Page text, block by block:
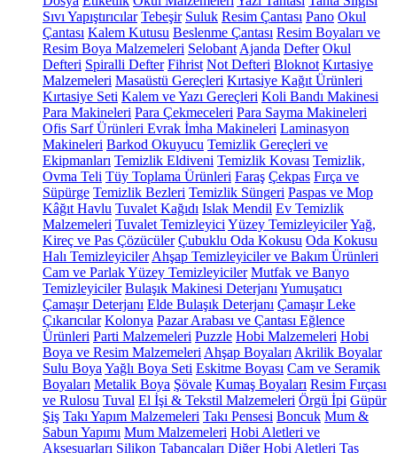
Sıvı Yapıştırıcılar Tebeşir Suluk Resim Çantası Pano Okul
Çantası Kalem Kutusu Beslenme Çantası Resim Boyaları ve
Resim Boya Malzemeleri Selobant Ajanda Defter Okul
Defteri Spiralli Defter Fihrist Not Defteri Bloknot Kırtasiye
Malzemeleri Masaüstü Gereçleri Kırtasiye Kağıt Ürünleri
Kırtasiye Seti Kalem ve Yazı Gereçleri Koli Bandı Makinesi
Para Makineleri Para Çekmeceleri Para Sayma Makineleri
Ofis Sarf Ürünleri Evrak İmha Makineleri Laminasyon
Makineleri Barkod Okuyucu Temizlik Gereçleri ve
Ekipmanları Temizlik Eldiveni Temizlik Kovası Temizlik,
Ovma Teli Tüy Toplama Ürünleri Faraş Çekpas Fırça ve
Süpürge Temizlik Bezleri Temizlik Süngeri Paspas ve Mop
Kâğıt Havlu Tuvalet Kağıdı Islak Mendil Ev Temizlik
Malzemeleri Tuvalet Temizleyici Yüzey TemizleyicilerYağ,
Kireç ve Pas Çözücüler Çubuklu Oda Kokusu Oda Kokusu
Halı Temizleyiciler Ahşap Temizleyiciler ve Bakım Ürünleri
Cam ve Parlak Yüzey Temizleyiciler Mutfak ve Banyo
Temizleyiciler Bulaşık Makinesi Deterjanı Yumuşatıcı
Çamaşır Deterjanı Elde Bulaşık Deterjanı Çamaşır Leke
Çıkarıcılar Kolonya Pazar Arabası ve Çantası Eğlence
Ürünleri Parti Malzemeleri Puzzle Hobi Malzemeleri Hobi
Boya ve Resim Malzemeleri Ahşap Boyaları Akrilik Boyalar
Sulu Boya Yağlı Boya Seti Eskitme Boyası Cam ve Seramik
Boyaları Metalik Boya Şövale Kumaş Boyaları Resim Fırçası
ve Rulosu Tuval El İşi & Tekstil Malzemeleri Örgü İpi Güpür
Şiş Takı Yapım Malzemeleri Takı Pensesi Boncuk Mum &
Sabun Yapımı Mum Malzemeleri Hobi Aletleri ve
Aksesuarları Silikon Tabancaları Diğer Hobi Aletleri Taş